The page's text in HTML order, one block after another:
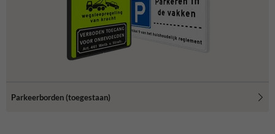
Parkeerborden (toegestaan)